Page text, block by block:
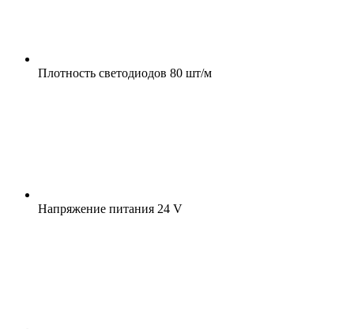
Плотность светодиодов 80 шт/м
Напряжение питания 24 V